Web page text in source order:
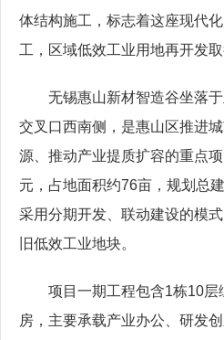
体结构施工，标志着这座现代
工，区域低效工业用地再开发取
无锡惠山新材智造谷坐落于
交叉口西南侧，是惠山区推进
源、推动产业提质扩容的重点
元，占地面积约76亩，规划总
采用分期开发、联动建设的模
旧低效工业地块。
项目一期工程包含1栋10层
房，主要承载产业办公、研发